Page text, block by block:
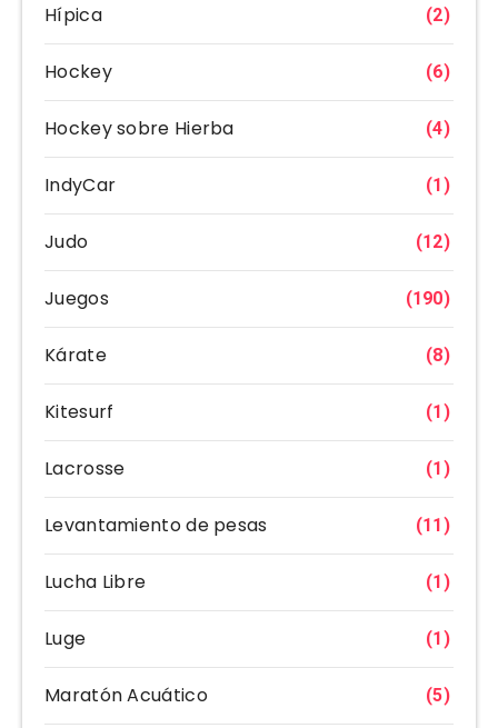
Hípica (2)
Hockey (6)
Hockey sobre Hierba (4)
IndyCar (1)
Judo (12)
Juegos (190)
Kárate (8)
Kitesurf (1)
Lacrosse (1)
Levantamiento de pesas (11)
Lucha Libre (1)
Luge (1)
Maratón Acuático (5)